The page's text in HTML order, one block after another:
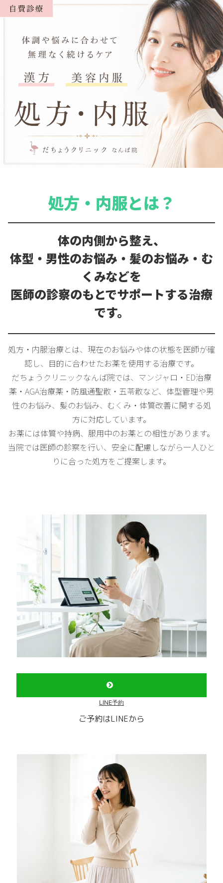
処方・内服とは？
体の内側から整え、
体型・男性のお悩み・髪のお悩み・む
くみなどを
医師の診察のもとでサポートする治療
です。
処方・内服治療とは、現在のお悩みや体の状態を医師が確
認し、目的に合わせたお薬を使用する治療です。
だちょうクリニックなんば院では、マンジャロ・ED治療
薬・AGA治療薬・防風通聖散・五苓散など、体型管理や男
性のお悩み、髪のお悩み、むくみ・体質改善に関する処
方に対応しています。
お薬には体質や持病、服用中のお薬との相性があります。
当院では医師の診察を行い、安全に配慮しながら一人ひと
りに合った処方をご提案します。
LINE予約
ご予約はLINEから